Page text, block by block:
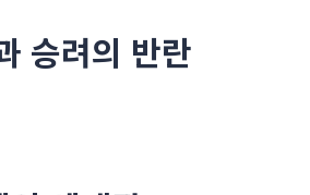
승려의 반란